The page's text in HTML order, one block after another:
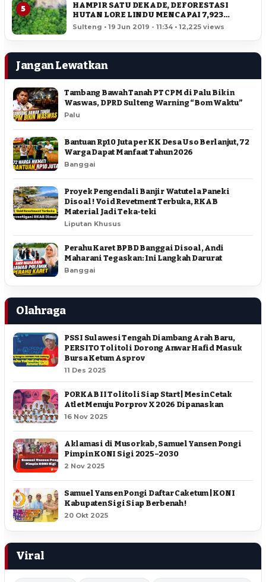
5
HAMPIR SATU DEKADE, DEFORESTASI
HUTAN LORE LINDU MENCAPAI 7,923
HEKTAR
Sulteng • 19 Jun 2019 - 11:34 • 12,225 views
Jangan Lewatkan
Tambang Bawah Tanah PT CPM di Palu Bikin
Waswas, DPRD Sulteng Warning “Bom Waktu”
Palu
Bantuan Rp10 Juta per KK Desa Uso Berlanjut, 72
Warga Dapat Manfaat Tahun 2026
Banggai
Proyek Pengendali Banjir Watutela Paneki
Disoal ! Void Revetment Terbuka, RKAB
Material Jadi Teka-teki
Liputan Khusus
Perahu Karet BPBD Banggai Disoal, Andi
Maharani Tegaskan: Ini Langkah Darurat
Banggai
Olahraga
PSSI Sulawesi Tengah Diambang Arah Baru,
PERSITO Tolitoli Dorong Anwar Hafid Masuk
Bursa Ketum Asprov
11 Des 2025
PORKAB II Tolitoli Siap Start | Mesin Cetak
Atlet Menuju Porprov X 2026 Dipanaskan
16 Nov 2025
Aklamasi di Musorkab, Samuel Yansen Pongi
Pimpin KONI Sigi 2025–2030
2 Nov 2025
Samuel Yansen Pongi Daftar Caketum | KONI
Kabupaten Sigi Siap Berbenah !
20 Okt 2025
Viral